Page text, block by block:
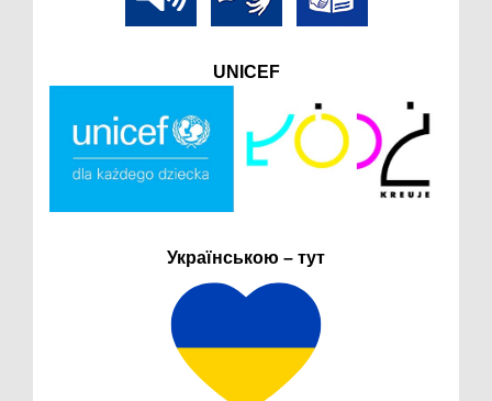
UNICEF
Українською – тут